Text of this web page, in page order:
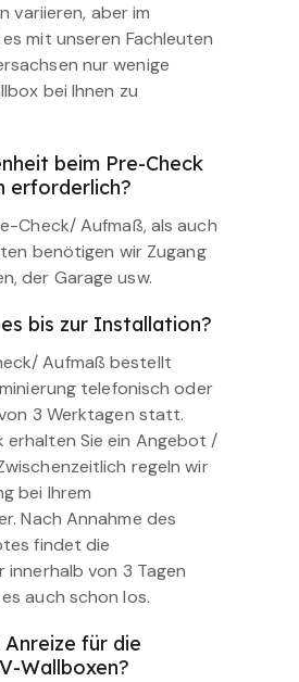
variieren, aber im
mit unseren Fachleuten
nur wenige
bei Ihnen zu
beim Pre-Check
erforderlich?
Check/ Aufmaß, als auch
benötigen wir Zugang
der Garage usw.
bis zur Installation?
Aufmaß bestellt
telefonisch oder
3 Werktagen statt.
erhalten Sie ein Angebot /
regeln wir
bei Ihrem
Nach Annahme des
findet die
innerhalb von 3 Tagen
auch schon los.
für die
Wallboxen?